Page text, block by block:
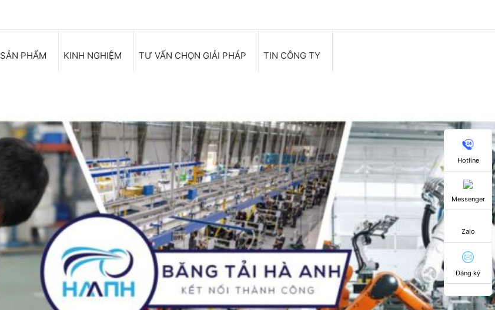
SẢN PHẨM KINH NGHIỆM TƯ VẤN CHỌN GIẢI PHÁP TIN CÔNG TY
Hotline
Messenger
Zalo
Đăng ký